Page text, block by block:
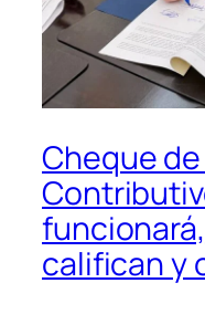
Cheque
califican y